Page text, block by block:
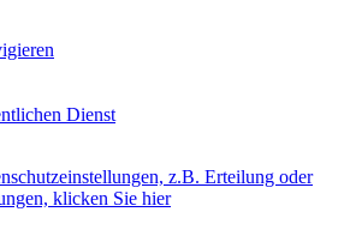
Dienst
z.B. Erteilung oder
klicken Sie hier